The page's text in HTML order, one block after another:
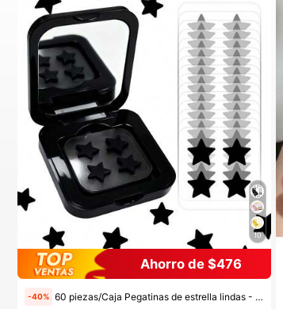
10
Ahorro de $476
-40% 60 piezas/Caja Pegatinas de estrella lindas - Pegatinas faciales, sin alcohol, sin fragancia, suaves en la piel, fáciles de aplicar, resistentes al agua, ideales para decoraciones de fiesta, pegatinas faciales, espejos de maquillaje, adecuadas para maquillaje, decoración de habitaciones, tocador, viajes, dormitorio, accesorios de maquillaje, colores: rosa, negro, amarillo, blanco, verde, multicolor, tono de piel. Incluye 1 paquete de 40 piezas/hoja